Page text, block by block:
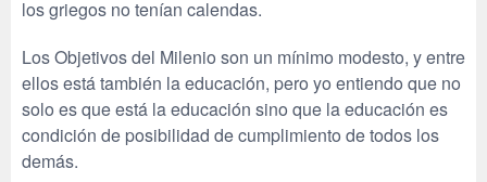
los griegos no tenían calendas.
Los Objetivos del Milenio son un mínimo modesto, y entre
ellos está también la educación, pero yo entiendo que no
solo es que está la educación sino que la educación es
condición de posibilidad de cumplimiento de todos los
demás.